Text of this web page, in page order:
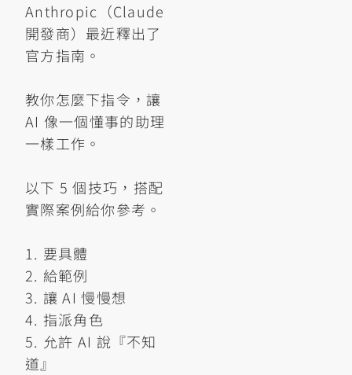
Anthropic（Claude
開發商）最近釋出了
官方指南。
教你怎麼下指令，讓
AI 像一個懂事的助理
一樣工作。
以下 5 個技巧，搭配
實際案例給你參考。
1. 要具體
2. 給範例
3. 讓 AI 慢慢想
4. 指派角色
5. 允許 AI 說『不知
道』